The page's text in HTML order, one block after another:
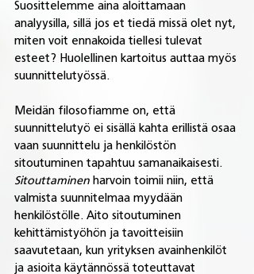
Suosittelemme aina aloittamaan
analyysilla, sillä jos et tiedä missä olet nyt,
miten voit ennakoida tiellesi tulevat
esteet? Huolellinen kartoitus auttaa myös
suunnittelutyössä.
Meidän filosofiamme on, että
suunnittelutyö ei sisällä kahta erillistä osaa
vaan suunnittelu ja henkilöstön
sitoutuminen tapahtuu samanaikaisesti.
Sitouttaminen harvoin toimii niin, että
valmista suunnitelmaa myydään
henkilöstölle. Aito sitoutuminen
kehittämistyöhön ja tavoitteisiin
saavutetaan, kun yrityksen avainhenkilöt
ja asioita käytännössä toteuttavat